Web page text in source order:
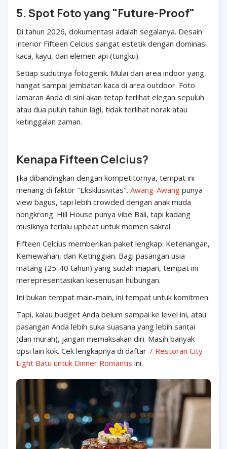
5. Spot Foto yang "Future-Proof"
Di tahun 2026, dokumentasi adalah segalanya. Desain
interior Fifteen Celcius sangat estetik dengan dominasi
kaca, kayu, dan elemen api (tungku).
Setiap sudutnya fotogenik. Mulai dari area indoor yang
hangat sampai jembatan kaca di area outdoor. Foto
lamaran Anda di sini akan tetap terlihat elegan sepuluh
atau dua puluh tahun lagi, tidak terlihat norak atau
ketinggalan zaman.
Kenapa Fifteen Celcius?
Jika dibandingkan dengan kompetitornya, tempat ini
menang di faktor "Eksklusivitas". Awang-Awang punya
view bagus, tapi lebih crowded dengan anak muda
nongkrong. Hill House punya vibe Bali, tapi kadang
musiknya terlalu upbeat untuk momen sakral.
Fifteen Celcius memberikan paket lengkap: Ketenangan,
Kemewahan, dan Ketinggian. Bagi pasangan usia
matang (25-40 tahun) yang sudah mapan, tempat ini
merepresentasikan keseriusan hubungan.
Ini bukan tempat main-main, ini tempat untuk komitmen.
Tapi, kalau budget Anda belum sampai ke level ini, atau
pasangan Anda lebih suka suasana yang lebih santai
(dan murah), jangan memaksakan diri. Masih banyak
opsi lain kok. Cek lengkapnya di daftar 7 Restoran City
Light Batu untuk Dinner Romantis ini.